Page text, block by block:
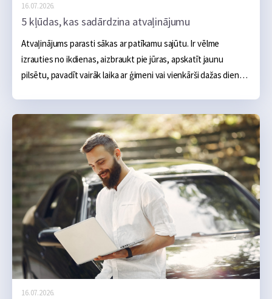
16.07.2026.
5 kļūdas, kas sadārdzina atvaļinājumu
Atvaļinājums parasti sākas ar patīkamu sajūtu. Ir vēlme
izrauties no ikdienas, aizbraukt pie jūras, apskatīt jaunu
pilsētu, pavadīt vairāk laika ar ģimeni vai vienkārši dažas dienas
praksē atvaļinājums bieži kļūst dārgāks nevis viena liela tēriņa
dēļ, bet vairāku mazu kļūdu dēļ, kas sakrājas kopā.
16.07.2026.